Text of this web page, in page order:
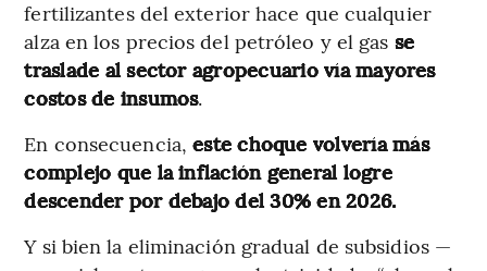
fertilizantes del exterior hace que cualquier
alza en los precios del petróleo y el gas se
traslade al sector agropecuario vía mayores
costos de insumos.
En consecuencia,este choque volvería más
complejo que la inflación general logre
descender por debajo del 30% en 2026.
Y si bien la eliminación gradual de subsidios —